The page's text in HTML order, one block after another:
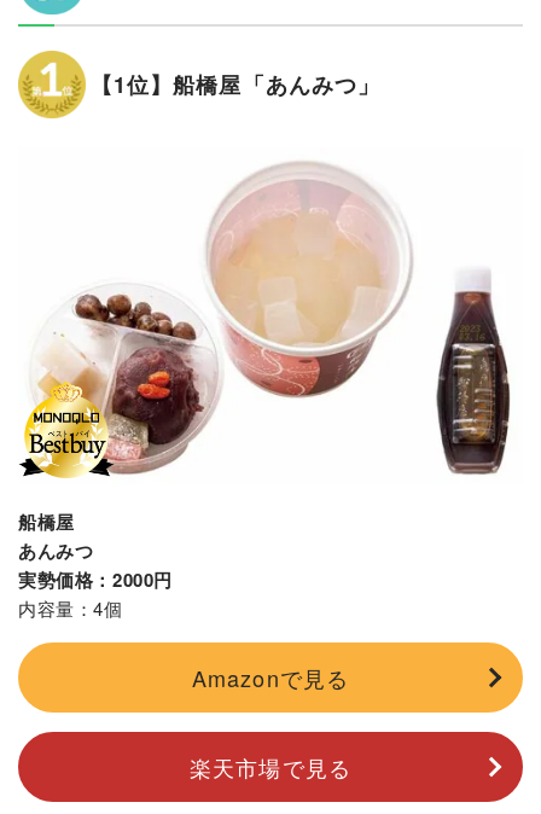
【1位】船橋屋「あんみつ」
船橋屋
あんみつ
実勢価格：2000円
内容量：4個
Amazonで見る
楽天市場で見る